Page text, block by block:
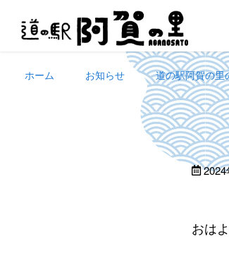
ホーム お知らせ 道の駅阿賀の里
おは